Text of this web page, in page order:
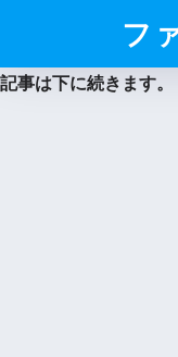
フ
記事は下に続きます。